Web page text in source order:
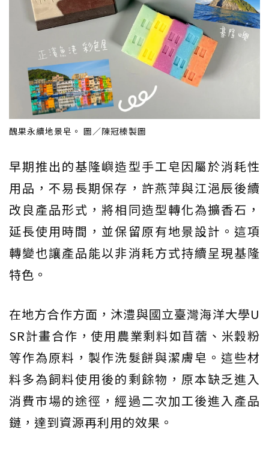
醜果永續地景皂。 圖／陳冠榛製圖
早期推出的基隆嶼造型手工皂因屬於消耗性
用品，不易長期保存，許燕萍與江浥辰後續
改良產品形式，將相同造型轉化為擴香石，
延長使用時間，並保留原有地景設計。這項
轉變也讓產品能以非消耗方式持續呈現基隆
特色。
在地方合作方面，沐澧與國立臺灣海洋大學U
SR計畫合作，使用農業剩料如苜蓿、米穀粉
等作為原料，製作洗髮餅與潔膚皂。這些材
料多為飼料使用後的剩餘物，原本缺乏進入
消費市場的途徑，經過二次加工後進入產品
鏈，達到資源再利用的效果。